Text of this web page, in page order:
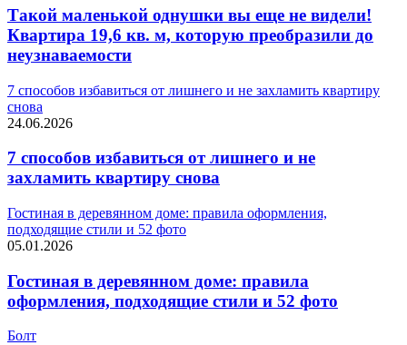
Такой маленькой однушки вы еще не видели!
Квартира 19,6 кв. м, которую преобразили до
неузнаваемости
7 способов избавиться от лишнего и не захламить квартиру
снова
24.06.2026
7 способов избавиться от лишнего и не
захламить квартиру снова
Гостиная в деревянном доме: правила оформления,
подходящие стили и 52 фото
05.01.2026
Гостиная в деревянном доме: правила
оформления, подходящие стили и 52 фото
Болт